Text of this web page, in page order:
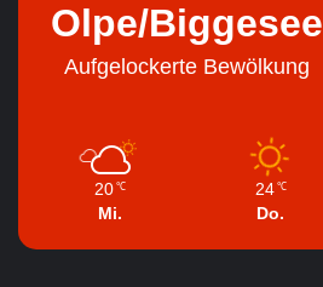
Olpe/Biggesee
Aufgelockerte Bewölkung
20 ℃
Mi.
24 ℃
Do.